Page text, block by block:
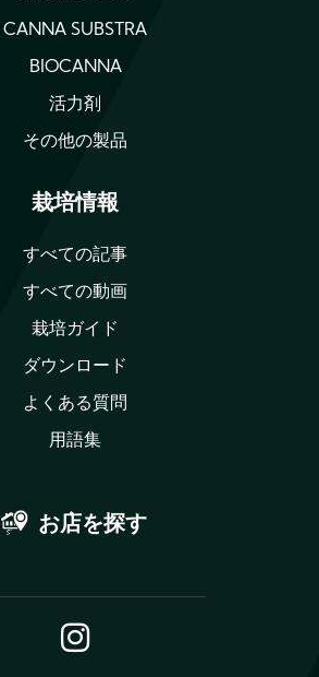
CANNA SUBSTRA
BIOCANNA
活力剤
その他の製品
栽培情報
すべての記事
すべての動画
栽培ガイド
ダウンロード
よくある質問
用語集
お店を探す